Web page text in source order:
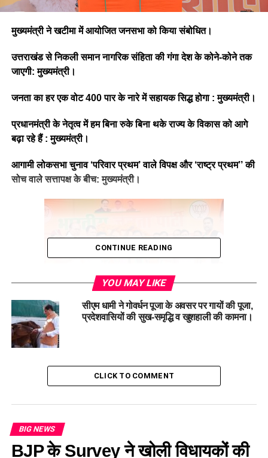
मुख्यमंत्री ने खटीमा में आयोजित जनसभा को किया संबोधित।
उत्तराखंड से निकली समान नागरिक संहिता की गंगा देश के कोने-कोने तक
जाएगी: मुख्यमंत्री।
जनता का हर एक वोट 400 पार के नारे में सहायक सिद्ध होगा : मुख्यमंत्री।
प्रधानमंत्री के नेतृत्व में हम बिना रुके बिना थके राज्य के विकास को आगे
बढ़ा रहे हैं : मुख्यमंत्री।
आगामी लोकसभा चुनाव ‘परिवार प्रथम’ वाले विपक्ष और ‘राष्ट्र प्रथम’’ की
सोच वाले सत्तापक्ष के बीच: मुख्यमंत्री।
खटीमा –मुख्यमंत्री पुष्कर सिंह धामी ने रविवार को नैनीताल लोकसभा के
मुख्यमंत्री ने कई लोगों को भारतीय जनता पार्टी की सदस्यता ग्रहण
CONTINUE READING
YOU MAY LIKE
सीएम धामी ने गोवर्धन पूजा के अवसर पर गायों की पूजा,
प्रदेशवासियों की सुख-समृद्धि व खुशहाली की कामना।
CLICK TO COMMENT
BIG NEWS
BJP के Survey ने खोली विधायकों की